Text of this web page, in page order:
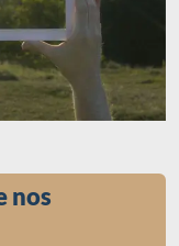
nos